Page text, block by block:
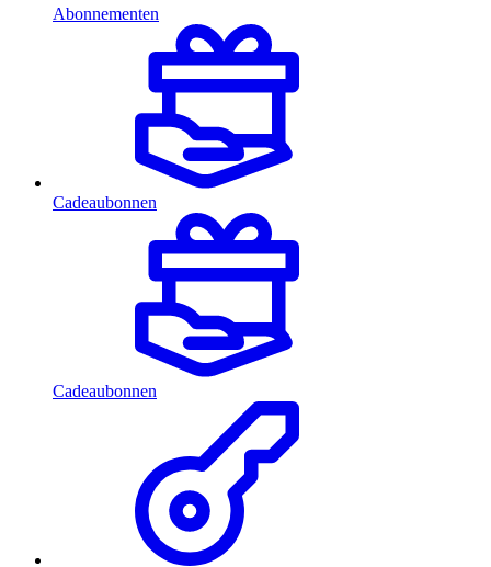
Abonnementen
Cadeaubonnen
Cadeaubonnen